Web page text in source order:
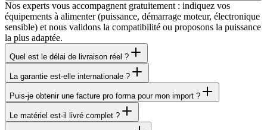
Nos experts vous accompagnent gratuitement : indiquez vos
équipements à alimenter (puissance, démarrage moteur, électronique
sensible) et nous validons la compatibilité ou proposons la puissance
la plus adaptée.
Quel est le délai de livraison réel ?
La garantie est-elle internationale ?
Puis-je obtenir une facture pro forma pour mon import ?
Le matériel est-il livré complet ?